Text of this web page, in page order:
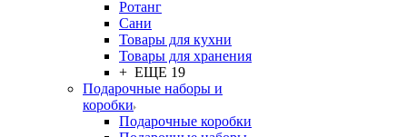
Ротанг
Сани
Товары для кухни
Товары для хранения
+ ЕЩЕ 19
Подарочные наборы и
коробки
Подарочные коробки